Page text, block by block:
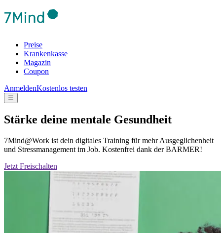
Preise
Krankenkasse
Magazin
Coupon
AnmeldenKostenlos testen
☰
Stärke deine mentale Gesundheit
7Mind@Work ist dein digitales Training für mehr Ausgeglichenheit
und Stressmanagement im Job. Kostenfrei dank der BARMER!
Jetzt Freischalten